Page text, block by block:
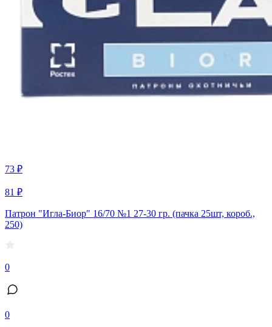
73 ₽
81 ₽
Патрон "Игла-Биор" 16/70 №1 27-30 гр. (пачка 25шт, короб.,
250)
0
0